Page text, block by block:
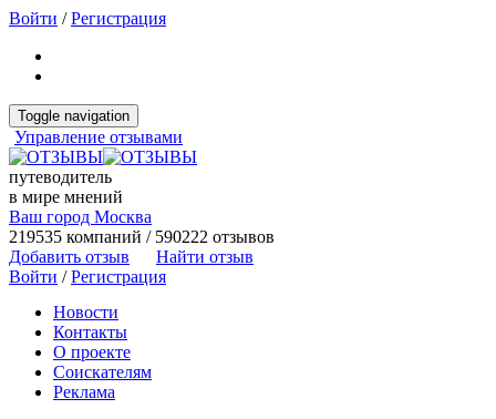
Войти /Регистрация
Toggle navigation
Управление отзывами
путеводитель
в мире мнений
Ваш город Москва
219535 компаний / 590222 отзывов
Добавить отзыв
Найти отзыв
Войти /Регистрация
Новости
Контакты
О проекте
Соискателям
Реклама